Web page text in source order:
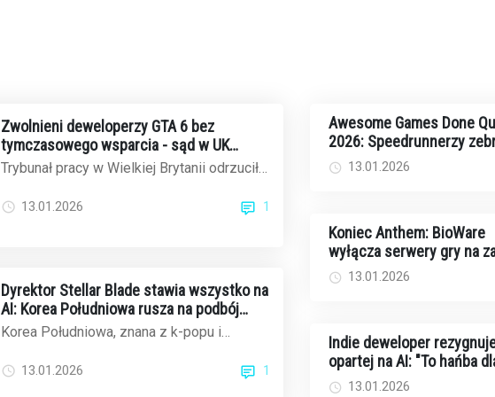
Zwolnieni deweloperzy GTA 6 bez
tymczasowego wsparcia - sąd w UK
odrzuca wniosek Rockstar
Trybunał pracy w Wielkiej Brytanii odrzucił
31 zwolnionych ...
13.01.2026 1
Dyrektor Stellar Blade stawia wszystko na
AI: Korea Południowa rusza na podbój
globalnego rynku gier
Korea Południowa, znana z k-popu i
dominację w świecie gier wi...
13.01.2026 1
Awesome Games Done
2026: Speedrunnerzy
rekordowe 2,44 mln
walkę z rakiem
13.01.2026
Koniec Anthem: BioWare
wyłącza serwery gry na
13.01.2026
Indie deweloper
opartej na AI: "To hańba
twórców i graczy"
13.01.2026